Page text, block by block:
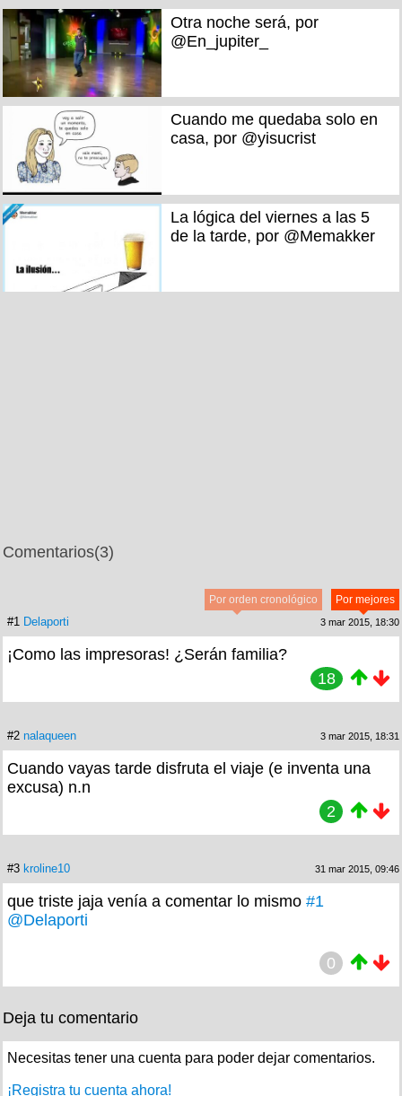
Otra noche será, por
@En_jupiter_
Cuando me quedaba solo en
casa, por @yisucrist
La lógica del viernes a las 5
de la tarde, por @Memakker
Comentarios(3)
Por mejores
Por orden cronológico
#1 Delaporti 3 mar 2015, 18:30
¡Como las impresoras! ¿Serán familia?
18
#2 nalaqueen 3 mar 2015, 18:31
Cuando vayas tarde disfruta el viaje (e inventa una
excusa) n.n
2
#3 kroline10 31 mar 2015, 09:46
que triste jaja venía a comentar lo mismo #1
@Delaporti
0
Deja tu comentario
Necesitas tener una cuenta para poder dejar comentarios.
¡Registra tu cuenta ahora!